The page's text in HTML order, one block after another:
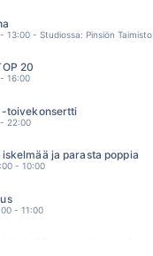
13:00 - Studiossa: Pinsiön Taimisto
20
16:00
-toivekonsertti
22:00
ja parasta poppia
- 10:00
- 11:00